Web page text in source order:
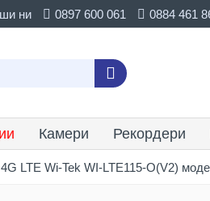
ни 0897 600 061 0884 461
Камери Рекордери
4G LTE Wi-Tek WI-LTE115-O(V2)